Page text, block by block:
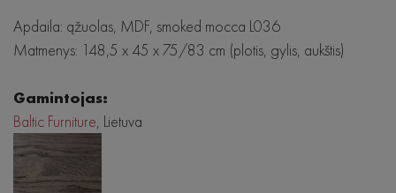
Apdaila: ąžuolas, MDF, smoked mocca L036
Matmenys: 148,5 x 45 x 75/83 cm (plotis, gylis, aukštis)
Gamintojas:
Baltic Furniture, Lietuva